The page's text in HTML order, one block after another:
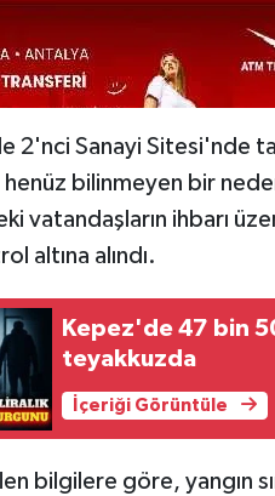
2'nci Sanayi Sitesi'nde
bilinmeyen bir
vatandaşların ihbarı
altına alındı.
Kepez'de 47 bin
teyakkuzda
İçeriği Görüntüle
bilgilere göre, yangın